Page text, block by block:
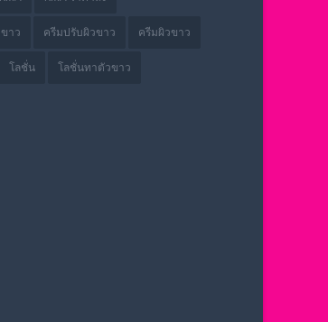
าว ครีมปรับผิวขาว ครีมผิวขาว
โลชั่น โลชั่นทาตัวขาว